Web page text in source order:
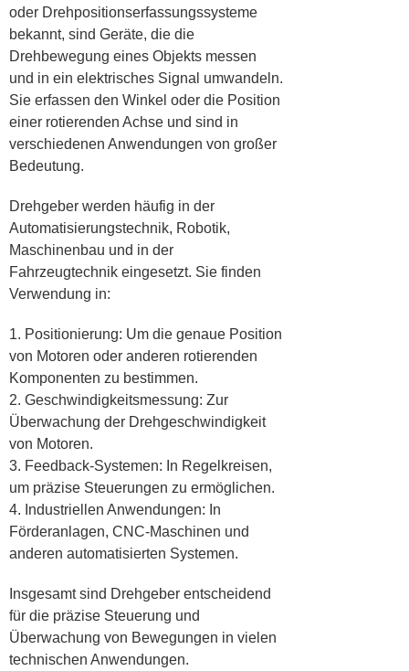
oder Drehpositionserfassungssysteme
bekannt, sind Geräte, die die
Drehbewegung eines Objekts messen
und in ein elektrisches Signal umwandeln.
Sie erfassen den Winkel oder die Position
einer rotierenden Achse und sind in
verschiedenen Anwendungen von großer
Bedeutung.
Drehgeber werden häufig in der
Automatisierungstechnik, Robotik,
Maschinenbau und in der
Fahrzeugtechnik eingesetzt. Sie finden
Verwendung in:
1. Positionierung: Um die genaue Position
von Motoren oder anderen rotierenden
Komponenten zu bestimmen.
2. Geschwindigkeitsmessung: Zur
Überwachung der Drehgeschwindigkeit
von Motoren.
3. Feedback-Systemen: In Regelkreisen,
um präzise Steuerungen zu ermöglichen.
4. Industriellen Anwendungen: In
Förderanlagen, CNC-Maschinen und
anderen automatisierten Systemen.
Insgesamt sind Drehgeber entscheidend
für die präzise Steuerung und
Überwachung von Bewegungen in vielen
technischen Anwendungen.